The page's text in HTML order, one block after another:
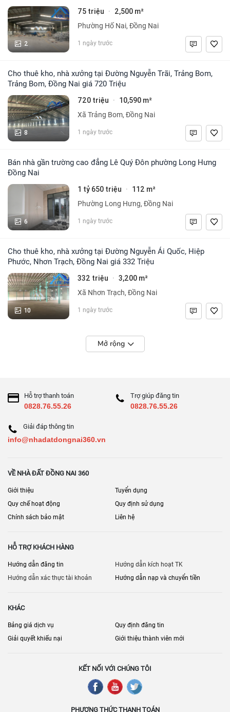
2
75 triệu · 2,500 m²
Phường Hố Nai, Đồng Nai
1 ngày trước
Cho thuê kho, nhà xưởng tại Đường Nguyễn Trãi, Trảng Bom,
Trảng Bom, Đồng Nai giá 720 Triệu
8
720 triệu · 10,590 m²
Xã Trảng Bom, Đồng Nai
1 ngày trước
Bán nhà gần trường cao đẳng Lê Quý Đôn phường Long Hưng
Đồng Nai
6
1 tỷ 650 triệu · 112 m²
Phường Long Hưng, Đồng Nai
1 ngày trước
Cho thuê kho, nhà xưởng tại Đường Nguyễn Ái Quốc, Hiệp
Phước, Nhơn Trạch, Đồng Nai giá 332 Triệu
10
332 triệu · 3,200 m²
Xã Nhơn Trạch, Đồng Nai
1 ngày trước
Mở rộng
Hỗ trợ thanh toán
0828.76.55.26
Trợ giúp đăng tin
0828.76.55.26
Giải đáp thông tin
info@nhadatdongnai360.vn
VỀ NHÀ ĐẤT ĐỒNG NAI 360
Giới thiệu
Tuyển dụng
Quy chế hoạt động
Quy định sử dụng
Chính sách bảo mật
Liên hệ
HỖ TRỢ KHÁCH HÀNG
Hướng dẫn đăng tin
Hướng dẫn kích hoạt TK
Hướng dẫn xác thực tài khoản
Hướng dẫn nạp và chuyển tiền
KHÁC
Bảng giá dịch vụ
Quy định đăng tin
Giải quyết khiếu nại
Giới thiệu thành viên mới
KẾT NỐI VỚI CHÚNG TÔI
PHƯƠNG THỨC THANH TOÁN